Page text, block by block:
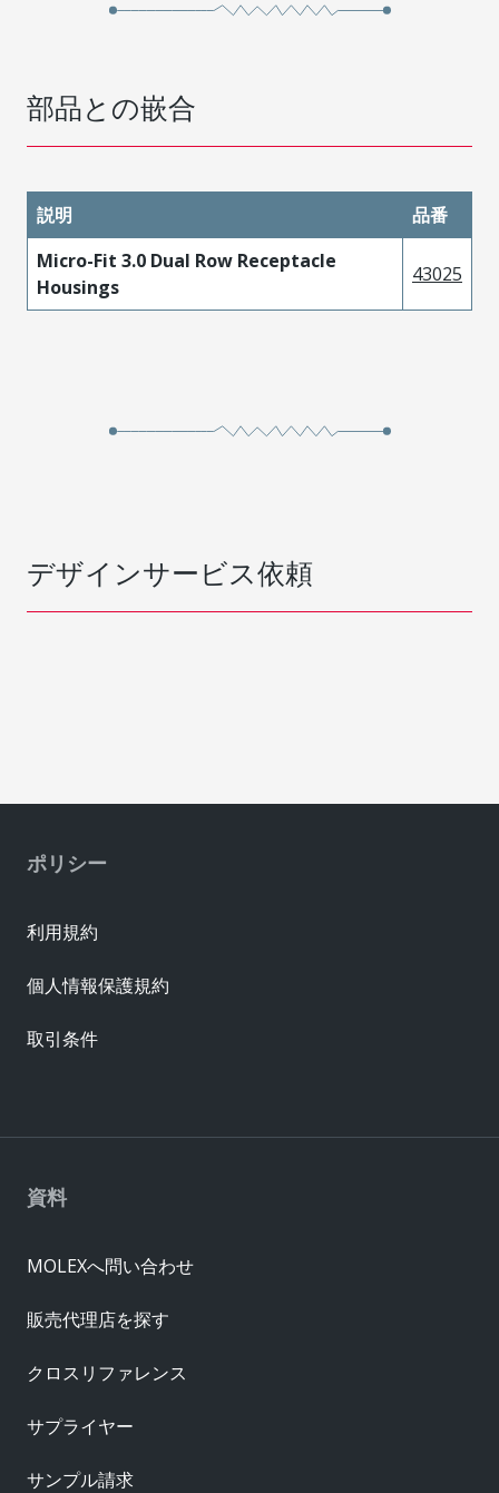
部品との嵌合
説明
品番
Micro-Fit 3.0 Dual Row Receptacle
Housings
43025
デザインサービス依頼
資料
MOLEXへ問い合わせ
販売代理店を探す
クロスリファレンス
サプライヤー
サンプル請求
ポリシー
利用規約
個人情報保護規約
取引条件